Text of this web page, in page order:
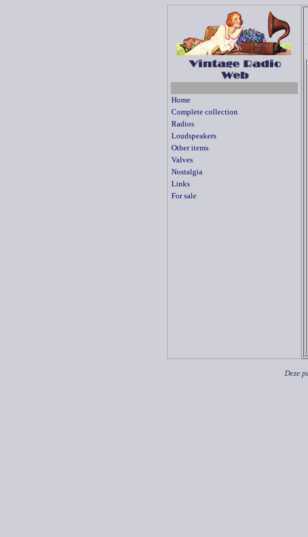
Home
Complete collection
Radios
Loudspeakers
Other items
Valves
Nostalgia
Links
For sale
Deze